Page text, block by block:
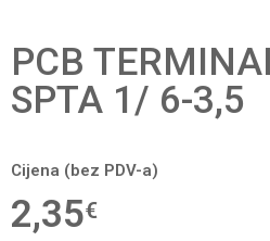
PCB
SPTA 1/ 6-3,5
Cijena (bez PDV-a)
2,35€